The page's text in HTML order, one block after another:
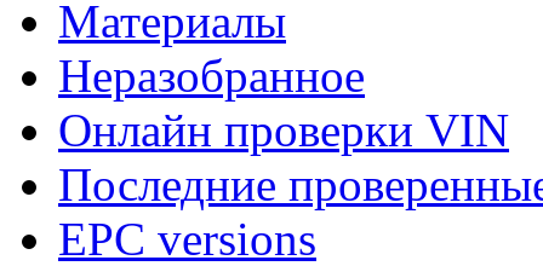
Материалы
Неразобранное
Онлайн проверки VIN
Последние
EPC versions